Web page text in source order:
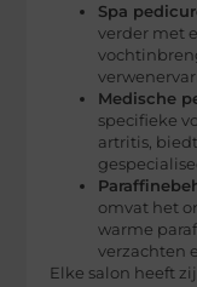
Spa
verder met
Medische
specifieke
artritis,
omvat het
warme
verzachten
Elke salon heeft